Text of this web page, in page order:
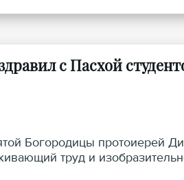
с Пасхой
Богородицы протоиерей
труд и